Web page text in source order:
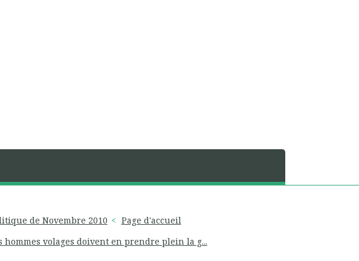
de Novembre 2010
Page d'accueil
hommes volages doivent en prendre plein la g...